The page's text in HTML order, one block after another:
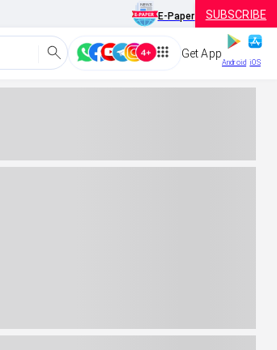
E-Paper SUBSCRIBE
Get App
Android iOS